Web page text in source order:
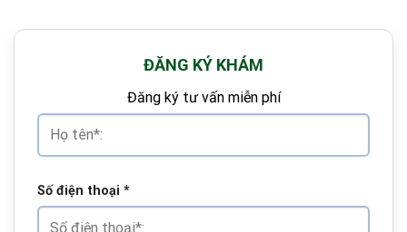
ĐĂNG KÝ KHÁM
Đăng ký tư vấn miễn phí
Số điện thoại *